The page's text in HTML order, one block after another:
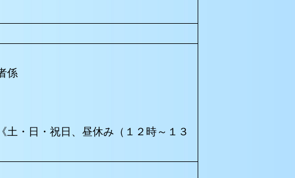
係
・日・祝日、昼休み（１２時～１３